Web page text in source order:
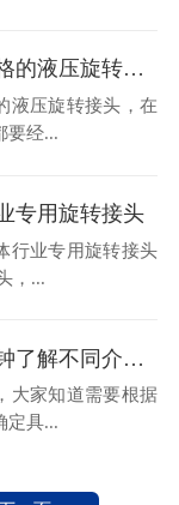
您知道一台合格的液压旋转接头，在腾旋出厂前都要经历什么吗？
液压旋转接头，在
要经...
专用旋转接头
行业专用旋转接头
，...
腾旋带您一分钟了解不同介质高温旋转接头
大家知道需要根据
定具...